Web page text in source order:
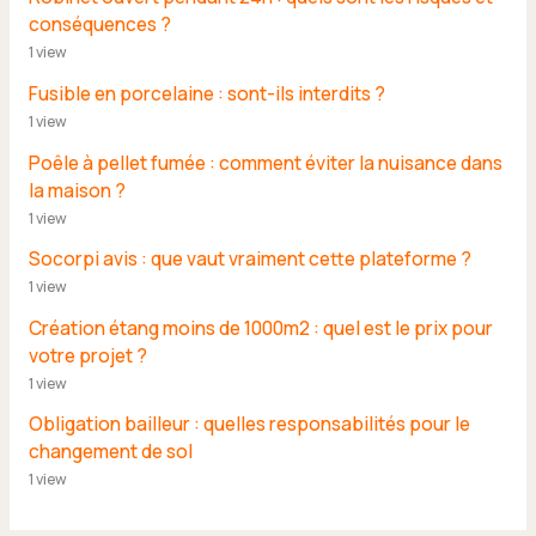
conséquences ?
1 view
Fusible en porcelaine : sont-ils interdits ?
1 view
Poêle à pellet fumée : comment éviter la nuisance dans
la maison ?
1 view
Socorpi avis : que vaut vraiment cette plateforme ?
1 view
Création étang moins de 1000m2 : quel est le prix pour
votre projet ?
1 view
Obligation bailleur : quelles responsabilités pour le
changement de sol
1 view